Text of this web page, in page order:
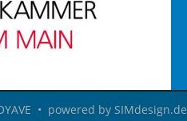
• powered by SIMdesign.de